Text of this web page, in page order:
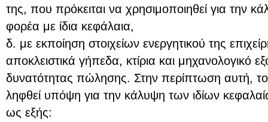
της, που πρόκειται να χρησιμοποιηθεί για την
φορέα με ίδια κεφάλαια,
δ. με εκποίηση στοιχείων ενεργητικού της
αποκλειστικά γήπεδα, κτίρια και μηχανολογικό
δυνατότητας πώλησης. Στην περίπτωση αυτή,
ληφθεί υπόψη για την κάλυψη των ιδίων
ως εξής: